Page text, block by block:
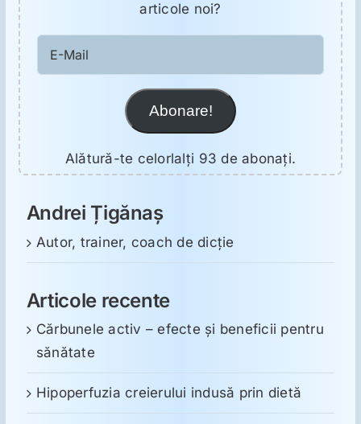
Antropologie
Proză utilă
articole noi?
Mail
Abonare!
Alătură-te celorlalți 93 de abonați.
Andrei Țigănaș
Autor, trainer, coach de dicție
Articole recente
Cărbunele activ – efecte și beneficii pentru
sănătate
Hipoperfuzia creierului indusă prin dietă